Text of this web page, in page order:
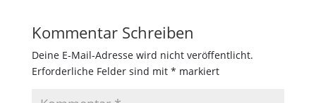
Kommentar Schreiben
Deine E-Mail-Adresse wird nicht veröffentlicht.
Erforderliche Felder sind mit * markiert